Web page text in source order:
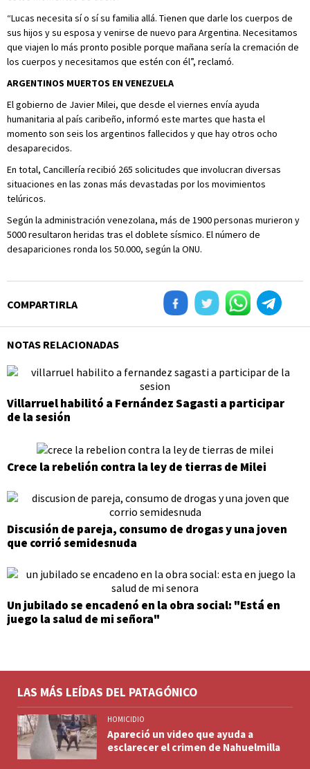
“Lucas necesita sí o sí su familia allá. Tienen que darle los cuerpos de
sus hijos y su esposa y venirse de nuevo para Argentina. Necesitamos
que viajen lo más pronto posible porque mañana sería la cremación de
los cuerpos y necesitamos que estén con él”, reclamó.
ARGENTINOS MUERTOS EN VENEZUELA
El gobierno de Javier Milei, que desde el viernes envía ayuda
humanitaria al país caribeño, informó este martes que hasta el
momento son seis los argentinos fallecidos y que hay otros ocho
desaparecidos.
En total, Cancillería recibió 265 solicitudes que involucran diversas
situaciones en las zonas más devastadas por los movimientos
telúricos.
Según la administración venezolana, más de 1900 personas murieron y
5000 resultaron heridas tras el doblete sísmico. El número de
desapariciones ronda los 50.000, según la ONU.
COMPARTIRLA
NOTAS RELACIONADAS
Villarruel habilitó a Fernández Sagasti a participar
de la sesión
Crece la rebelión contra la ley de tierras de Milei
Discusión de pareja, consumo de drogas y una joven
que corrió semidesnuda
Un jubilado se encadenó en la obra social: "Está en
juego la salud de mi señora"
LAS MÁS LEÍDAS DEL PATAGÓNICO
HOMICIDIO
Apareció un video que ayuda a
esclarecer el crimen de Nahuelmilla